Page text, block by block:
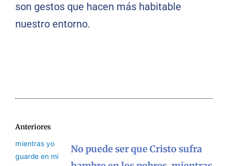
son gestos que hacen más habitable
nuestro entorno.
Anteriores
No puede ser que Cristo sufra